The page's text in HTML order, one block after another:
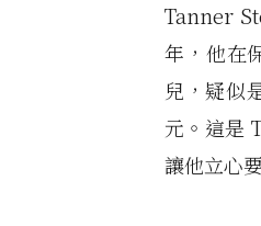
Tanner
年，他在
兒，疑似
元。這是
讓他立心